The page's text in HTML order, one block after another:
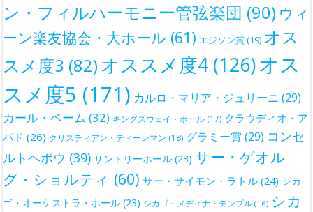
ン・フィルハーモニー管弦楽団 (90) ウィ
ーン楽友協会・大ホール (61) エジソン賞(19) オス
スメ度3 (82) オススメ度4 (126)オス
スメ度5 (171) カルロ・マリア・ジュリーニ (29)
カール・ベーム (32) キングズウェイ・ホール (17) クラウディオ・ア
バド (26) クリスティアン・ティーレマン (18) グラミー賞 (29) コンセ
ルトヘボウ (39) サントリーホール (23) サー・ゲオル
グ・ショルティ (60) サー・サイモン・ラトル (24) シカ
ゴ・オーケストラ・ホール (23) シカゴ・メディナ・テンプル (16) シカ